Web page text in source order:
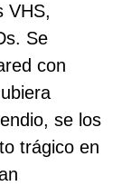
VHS,
Se
con
se los
trágico en